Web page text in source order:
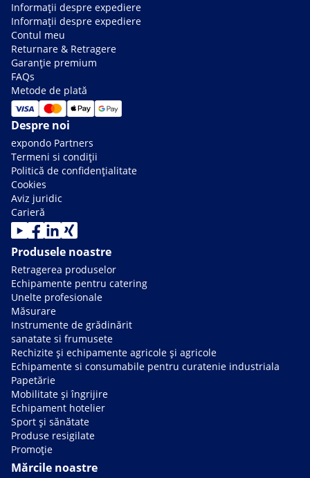
Informații despre expediere
Informații despre expediere
Contul meu
Returnare & Retragere
Garanție premium
FAQs
Metode de plată
Despre noi
expondo Partners
Termeni si condiții
Politică de confidențialitate
Cookies
Aviz juridic
Carieră
Produsele noastre
Retragerea produselor
Echipamente pentru catering
Unelte profesionale
Măsurare
Instrumente de grădinărit
sanatate si frumusete
Rechizite și echipamente agricole și agricole
Echipamente si consumabile pentru curatenie industriala
Papetărie
Mobilitate și îngrijire
Echipament hotelier
Sport și sănătate
Produse resigilate
Promoție
Mărcile noastre